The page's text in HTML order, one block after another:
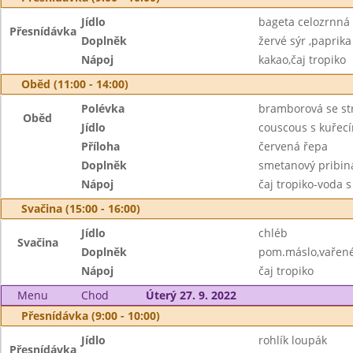
Přesnídávka
Jídlo
bageta celozrnná
Doplněk
žervé sýr ,paprika
Nápoj
kakao,čaj tropiko
Oběd (11:00 - 14:00)
Oběd
Polévka
bramborová se
Jídlo
couscous s
Příloha
červená řepa
Doplněk
smetanový
Nápoj
čaj tropiko-voda
Svačina (15:00 - 16:00)
Svačina
Jídlo
chléb
Doplněk
Nápoj
čaj tropiko
Menu
Chod
Úterý 27. 9. 2022
Přesnídávka (9:00 - 10:00)
Přesnídávka
Jídlo
rohlík loupák